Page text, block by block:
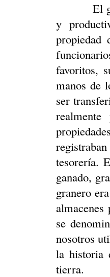
El
y
propiedad
favoritos,
manos de
ser
tesorería.
ganado,
granero
almacenes
se
nosotros
la historia
tierra.